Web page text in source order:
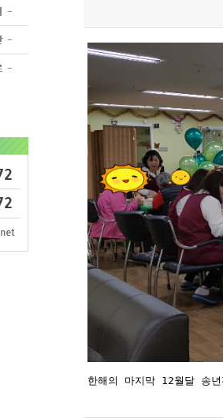
한해의 마지막 12월달 송